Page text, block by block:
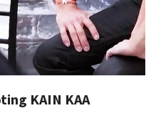
KAIN KAA